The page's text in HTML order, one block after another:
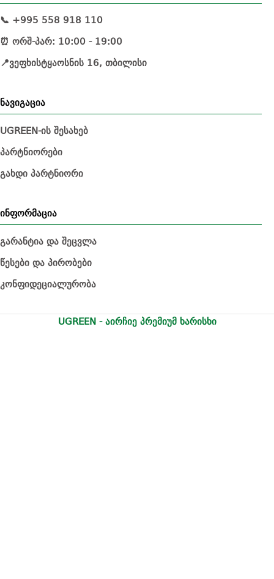
📞 +995 558 918 110
⏰ ორშ-პარ: 10:00 - 19:00
📍ვეფხისტყაოსნის 16, თბილისი
ნავიგაცია
UGREEN-ის შესახებ
პარტნიორები
გახდი პარტნიორი
ინფორმაცია
გარანტია და შეცვლა
წესები და პირობები
კონფიდეციალურობა
UGREEN - აირჩიე პრემიუმ ხარისხი